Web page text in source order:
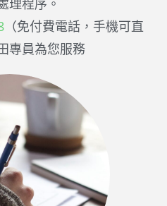
（免付費電話，手機可直
專員為您服務